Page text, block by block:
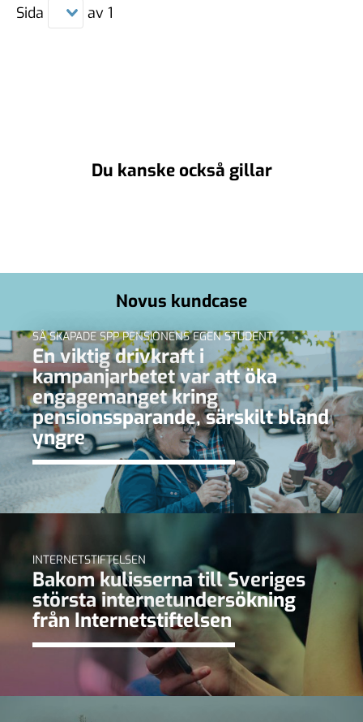
Sida av 1
Du kanske också gillar
Novus kundcase
SÅ SKAPADE SPP PENSIONENS EGEN STUDENT
En viktig drivkraft i
kampanjarbetet var att öka
engagemanget kring
pensionssparande, särskilt bland
yngre
INTERNETSTIFTELSEN
Bakom kulisserna till Sveriges
största internetundersökning
från Internetstiftelsen